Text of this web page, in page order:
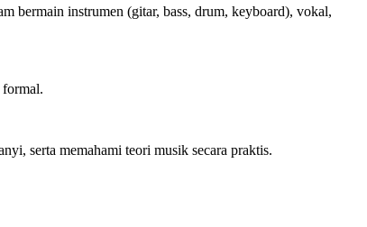
bermain instrumen (gitar, bass, drum, keyboard), vokal,
formal.
serta memahami teori musik secara praktis.